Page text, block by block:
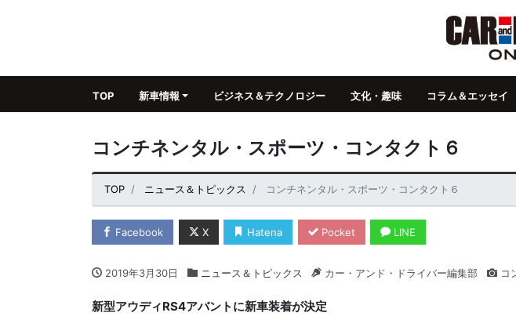
TOP 新車情報 ビジネス＆テクノロジー 文化・趣味 コラム＆エッセイ
コンチネンタル・スポーツ・コンタクト６
TOP ニュース＆トピックス コンチネンタル・スポーツ・コンタクト６
Facebook X Hatena Pocket LINE
2019年3月30日 ニュース＆トピックス カー・アンド・ドライバー編集部 コ
新型アウディRS4アバントに新車装着が決定